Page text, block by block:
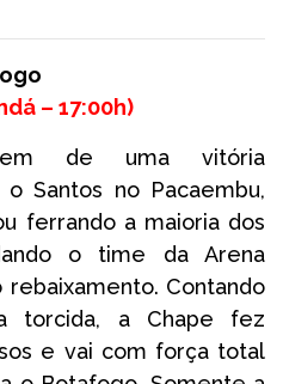
– 17:00h)
de uma vitória
Santos no Pacaembu,
ferrando a maioria dos
o time da Arena
Contando
torcida, a Chape fez
e vai com força total